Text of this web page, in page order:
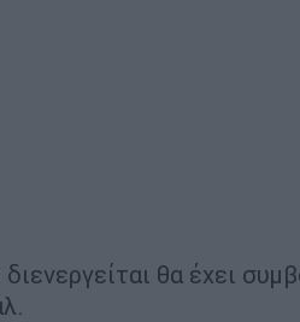
θα έχει